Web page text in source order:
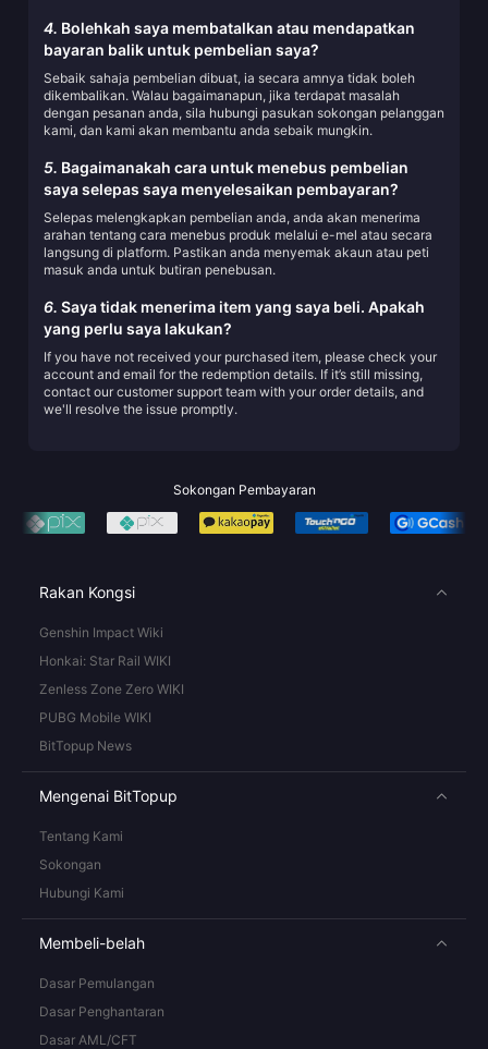
4. Bolehkah saya membatalkan atau mendapatkan
bayaran balik untuk pembelian saya?
Sebaik sahaja pembelian dibuat, ia secara amnya tidak boleh
dikembalikan. Walau bagaimanapun, jika terdapat masalah
dengan pesanan anda, sila hubungi pasukan sokongan pelanggan
kami, dan kami akan membantu anda sebaik mungkin.
5. Bagaimanakah cara untuk menebus pembelian
saya selepas saya menyelesaikan pembayaran?
Selepas melengkapkan pembelian anda, anda akan menerima
arahan tentang cara menebus produk melalui e-mel atau secara
langsung di platform. Pastikan anda menyemak akaun atau peti
masuk anda untuk butiran penebusan.
6. Saya tidak menerima item yang saya beli. Apakah
yang perlu saya lakukan?
If you have not received your purchased item, please check your
account and email for the redemption details. If it’s still missing,
contact our customer support team with your order details, and
we'll resolve the issue promptly.
Sokongan Pembayaran
Rakan Kongsi
Genshin Impact Wiki
Honkai: Star Rail WIKI
Zenless Zone Zero WIKI
PUBG Mobile WIKI
BitTopup News
Mengenai BitTopup
Tentang Kami
Sokongan
Hubungi Kami
Membeli-belah
Dasar Pemulangan
Dasar Penghantaran
Dasar AML/CFT